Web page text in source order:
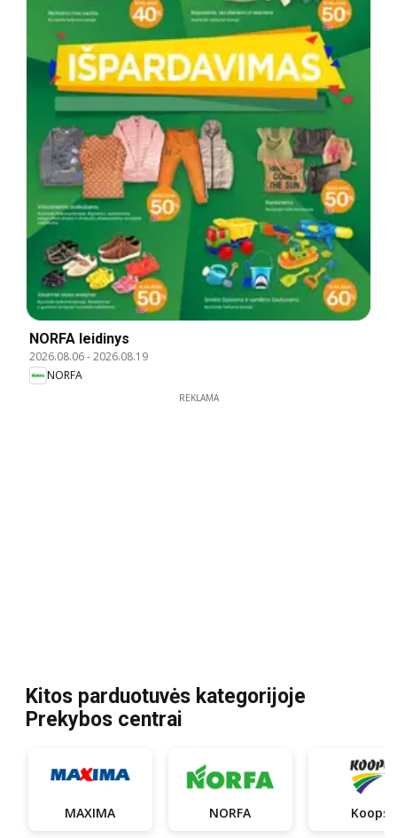
NORFA leidinys
2026.08.06-2026.08.19
NORFA
REKLAMA
Kitos parduotuvės kategorijoje
Prekybos centrai
MAXIMA NORFA Koops